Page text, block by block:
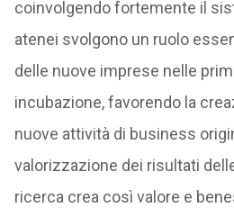
coinvolgendo fortemente il
atenei svolgono un ruolo
delle nuove imprese nelle
incubazione, favorendo la
nuove attività di business
valorizzazione dei risultati
ricerca crea così valore e